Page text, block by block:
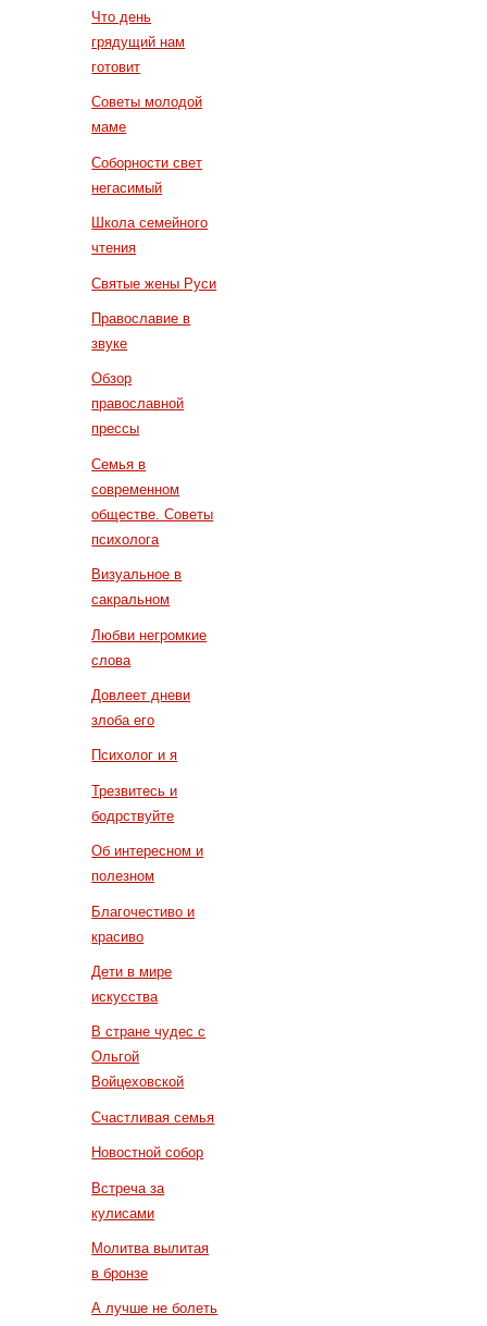
Что день
грядущий нам
готовит
Советы молодой
маме
Соборности свет
негасимый
Школа семейного
чтения
Святые жены Руси
Православие в
звуке
Обзор
православной
прессы
Семья в
современном
обществе. Советы
психолога
Визуальное в
сакральном
Любви негромкие
слова
Довлеет дневи
злоба его
Психолог и я
Трезвитесь и
бодрствуйте
Об интересном и
полезном
Благочестиво и
красиво
Дети в мире
искусства
В стране чудес с
Ольгой
Войцеховской
Счастливая семья
Новостной собор
Встреча за
кулисами
Молитва вылитая
в бронзе
А лучше не болеть